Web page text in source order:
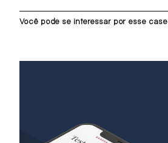
Você pode se interessar por esse case